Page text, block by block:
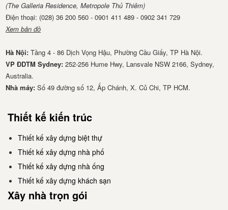
(The Galleria Residence, Metropole Thủ Thiêm)
Điện thoại: (028) 36 200 560 - 0901 411 489 - 0902 341 729
Xem bản đồ
Hà Nội:Tầng 4 - 86 Dịch Vọng Hậu, Phường Cầu Giấy, TP Hà Nội.
VP ĐDTM Sydney: 252-256 Hume Hwy, Lansvale NSW 2166, Sydney,
Australia.
Nhà má​y: Số 49 đường số 12, Ấp Chánh, X. Củ Chi, TP HCM.
Thiết kế kiến trúc
Thiết kế xây dựng biệt thự
Thiết kế xây dựng nhà phố
Thiết kế xây dựng nhà ống
Thiết kế xây dựng khách sạn
Xây nhà trọn gói